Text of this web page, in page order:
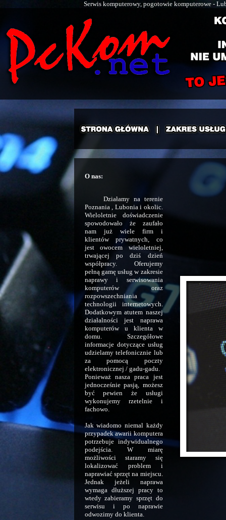
Serwis komputerowy, pogotowie komputerowe -
O nas:
Działamy na terenie
Poznania , Lubonia i okolic.
Wieloletnie doświadczenie
spowodowało że zaufało
nam już wiele firm i
klientów prywatnych, co
jest owocem wieloletniej,
trwającej po dziś dzień
współpracy. Oferujemy
pełną gamę usług w zakresie
naprawy i serwisowania
komputerów oraz
rozpowszechniania
technologii internetowych.
Dodatkowym atutem naszej
działalności jest naprawa
komputerów u klienta w
domu. Szczegółowe
informacje dotyczące usług
udzielamy telefonicznie lub
za pomocą poczty
elektronicznej / gadu-gadu.
Ponieważ nasza praca jest
jednocześnie pasją, możesz
być pewien że usługi
wykonujemy rzetelnie i
fachowo.
Jak wiadomo niemal każdy
przypadek awarii komputera
potrzebuje indywidualnego
podejścia. W miarę
możliwości staramy się
lokalizować problem i
naprawiać sprzęt na miejscu.
Jednak jeżeli naprawa
wymaga dłuższej pracy to
wtedy zabieramy sprzęt do
serwisu i po naprawie
odwozimy do klienta.